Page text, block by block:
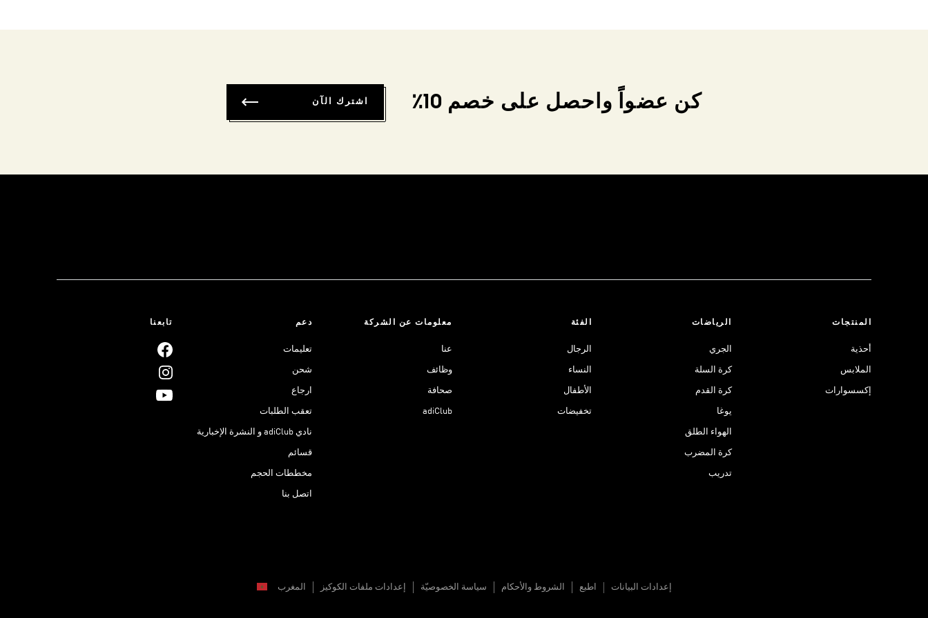
كن عضواً واحصل على خصم 10٪ اشترك الآن
المنتجات
أحذية
الملابس
إكسسوارات
الرياضات
الجري
كرة السلة
كرة القدم
يوغا
الهواء الطلق
كرة المضرب
تدريب
الفئة
الرجال
النساء
الأطفال
تخفيضات
معلومات عن الشركة
عنا
وظائف
صحافة
adiClub
دعم
تعليمات
شحن
ارجاع
تعقب الطلبات
نادي adiClub و النشرة الإخبارية
قسائم
مخططات الحجم
اتصل بنا
تابعنا
إعدادات البيانات المغرب إعدادات ملفات الكوكيز سياسة الخصوصيّة الشروط والأحكام اطبع